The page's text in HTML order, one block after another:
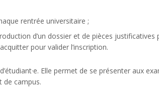
rentrée universitaire ;
d’un dossier et de pièces
pour valider l’inscription.
Elle permet de se présenter aux
de campus.